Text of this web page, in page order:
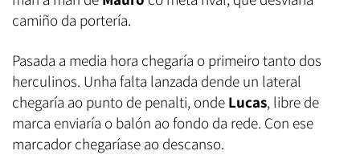
camiño da portería.
Pasada a media hora chegaría o primeiro tanto dos
herculinos. Unha falta lanzada dende un lateral
chegaría ao punto de penalti, onde Lucas, libre de
marca enviaría o balón ao fondo da rede. Con ese
marcador chegaríase ao descanso.